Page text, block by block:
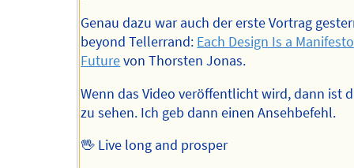
Genau dazu war auch der erste Vortrag
beyond Tellerrand: Each Design Is a
Futurevon Thorsten Jonas.
Wenn das Video veröffentlicht wird, dann ist
zu sehen. Ich geb dann einen Ansehbefehl.
🖖 Live long and prosper